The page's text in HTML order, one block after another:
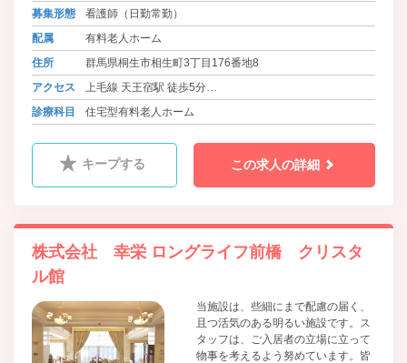
行ってまいります。
募集形態
看護師（日勤常勤）
配属
有料老人ホーム
住所
群馬県桐生市相生町3丁目176番地8
アクセス
上毛線 天王宿駅 徒歩5分
東武桐生線 相老駅 徒歩12分
診療科目 住宅型有料老人ホーム
キープする この求人の詳細
株式会社 幸栄 ロングライフ前橋 クリスタ
ル館
当施設は、些細にまで配慮の届く、
且つ活気のある明るい施設です。ス
タッフは、ご入居者の立場に立って
物事を考えるよう努めています。皆